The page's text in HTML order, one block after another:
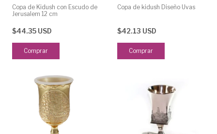
Copa de Kidush con Escudo de
Jerusalem 12 cm
$44.35 USD
Copa de kidush Diseño Uvas
$42.13 USD